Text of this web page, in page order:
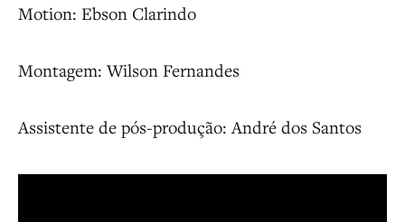
Motion: Ebson Clarindo
Montagem: Wilson Fernandes
Assistente de pós-produção: André dos Santos